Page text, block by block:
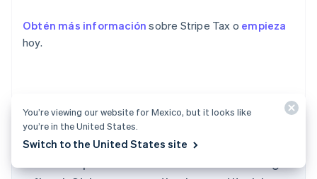
Obtén más información sobre Stripe Tax o empieza
hoy.
El contenido de este artículo tiene solo fines
informativos y educativos generales y no
Alemania
Australia
English
You’re viewing our website for Mexico, but it looks like
you’re in the United States.
Switch to the United States site